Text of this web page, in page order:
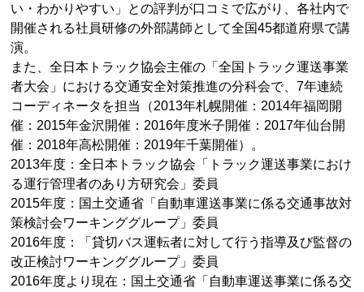
い・わかりやすい」との評判が口コミで広がり、各社内で
開催される社員研修の外部講師として全国45都道府県で講
演。
また、全日本トラック協会主催の「全国トラック運送事業
者大会」における交通安全対策推進の分科会で、7年連続
コーディネータを担当（2013年札幌開催：2014年福岡開
催：2015年金沢開催：2016年度米子開催：2017年仙台開
催：2018年高松開催：2019年千葉開催）。
2013年度：全日本トラック協会「トラック運送事業におけ
る運行管理者のあり方研究会」委員
2015年度：国土交通省「自動車運送事業に係る交通事故対
策検討会ワーキンググループ」委員
2016年度：「貸切バス運転者に対して行う指導及び監督の
改正検討ワーキンググループ」委員
2016年度より現在：国土交通省「自動車運送事業に係る交